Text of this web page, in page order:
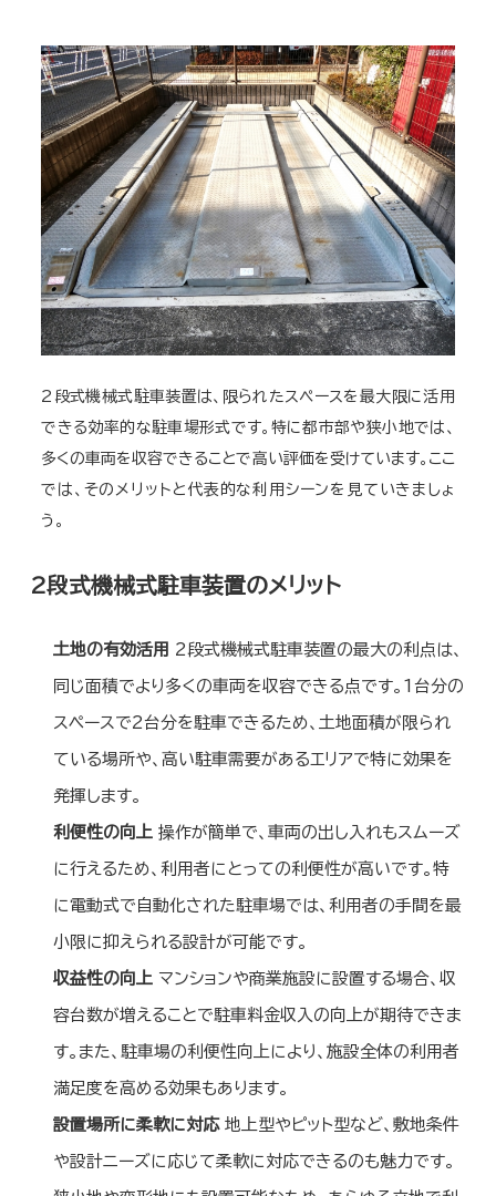
2段式機械式駐車装置は、限られたスペースを最大限に活用
できる効率的な駐車場形式です。特に都市部や狭小地では、
多くの車両を収容できることで高い評価を受けています。ここ
では、そのメリットと代表的な利用シーンを見ていきましょ
う。
2段式機械式駐車装置のメリット
土地の有効活用 2段式機械式駐車装置の最大の利点は、
同じ面積でより多くの車両を収容できる点です。1台分の
スペースで2台分を駐車できるため、土地面積が限られ
ている場所や、高い駐車需要があるエリアで特に効果を
発揮します。
利便性の向上 操作が簡単で、車両の出し入れもスムーズ
に行えるため、利用者にとっての利便性が高いです。特
に電動式で自動化された駐車場では、利用者の手間を最
小限に抑えられる設計が可能です。
収益性の向上 マンションや商業施設に設置する場合、収
容台数が増えることで駐車料金収入の向上が期待できま
す。また、駐車場の利便性向上により、施設全体の利用者
満足度を高める効果もあります。
設置場所に柔軟に対応地上型やピット型など、敷地条件
や設計ニーズに応じて柔軟に対応できるのも魅力です。